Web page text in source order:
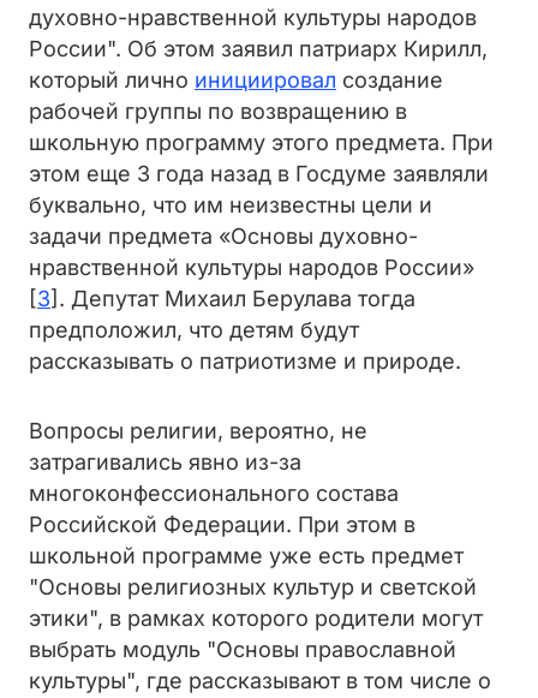
духовно-нравственной культуры народов
России". Об этом заявил патриарх Кирилл,
который лично инициировал создание
рабочей группы по возвращению в
школьную программу этого предмета. При
этом еще 3 года назад в Госдуме заявляли
буквально, что им неизвестны цели и
задачи предмета «Основы духовно-
нравственной культуры народов России»
[3]. Депутат Михаил Берулава тогда
предположил, что детям будут
рассказывать о патриотизме и природе.
Вопросы религии, вероятно, не
затрагивались явно из-за
многоконфессионального состава
Российской Федерации. При этом в
школьной программе уже есть предмет
"Основы религиозных культур и светской
этики", в рамках которого родители могут
выбрать модуль "Основы православной
культуры", где рассказывают в том числе о